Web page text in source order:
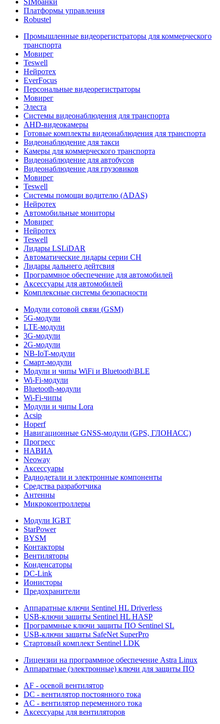
SIMбанки
Платформы управления
Robustel
Промышленные видеорегистраторы для коммерческого
транспорта
Мовирег
Teswell
Нейротех
EverFocus
Персональные видеорегистраторы
Мовирег
Элеста
Системы видеонаблюдения для транспорта
AHD-видеокамеры
Готовые комплекты видеонаблюдения для транспорта
Видеонаблюдение для такси
Камеры для коммерческого транспорта
Видеонаблюдение для автобусов
Видеонаблюдение для грузовиков
Мовирег
Teswell
Системы помощи водителю (ADAS)
Нейротех
Автомобильные мониторы
Мовирег
Нейротех
Teswell
Лидары LSLiDAR
Автоматические лидары серии CH
Лидары дальнего дейтсвия
Программное обеспечение для автомобилей
Аксессуары для автомобилей
Комплексные системы безопасности
Модули сотовой связи (GSM)
5G-модули
LTE-модули
3G-модули
2G-модули
NB-IoT-модули
Смарт-модули
Модули и чипы WiFi и Bluetooth\BLE
Wi-Fi-модули
Bluetooth-модули
Wi-Fi-чипы
Модули и чипы Lora
Acsip
Hoperf
Навигационные GNSS-модули (GPS, ГЛОНАСС)
Прогресс
НАВИА
Neoway
Аксессуары
Радиодетали и электронные компоненты
Средства разработчика
Антенны
Микроконтроллеры
Модули IGBT
StarPower
BYSM
Контакторы
Вентиляторы
Конденсаторы
DC-Link
Ионисторы
Предохранители
Аппаратные ключи Sentinel HL Driverless
USB-ключи защиты Sentinel HL HASP
Программные ключи защиты ПО Sentinel SL
USB-ключи защиты SafeNet SuperPro
Стартовый комплект Sentinel LDK
Лицензии на программное обеспечение Astra Linux
Аппаратные (электронные) ключи для защиты ПО
AF - осевой вентилятор
DC - вентилятор постоянного тока
AC - вентилятор переменного тока
Аксессуары для вентиляторов